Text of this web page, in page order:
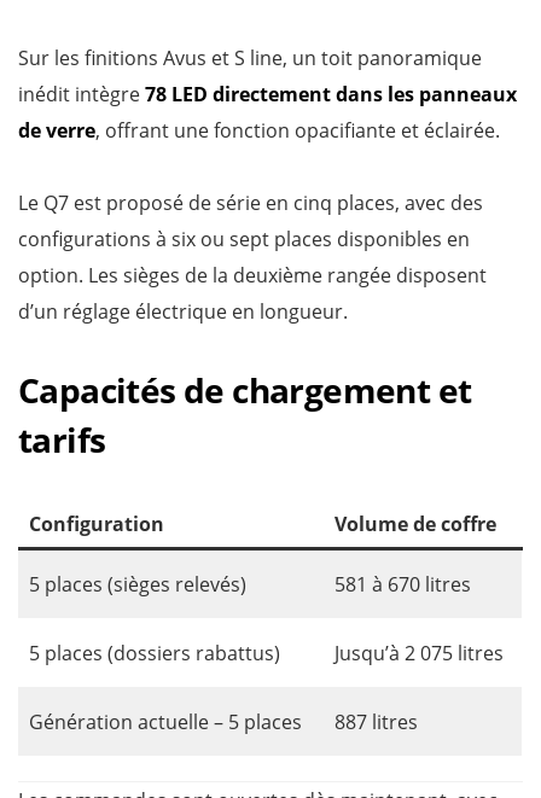
Sur les finitions Avus et S line, un toit panoramique
inédit intègre78 LED directement dans les panneaux
de verre, offrant une fonction opacifiante et éclairée.
Le Q7 est proposé de série en cinq places, avec des
configurations à six ou sept places disponibles en
option. Les sièges de la deuxième rangée disposent
d’un réglage électrique en longueur.
Capacités de chargement et
tarifs
Configuration Volume de coffre
5 places (sièges relevés) 581 à 670 litres
5 places (dossiers rabattus) Jusqu’à 2 075 litres
Génération actuelle – 5 places 887 litres